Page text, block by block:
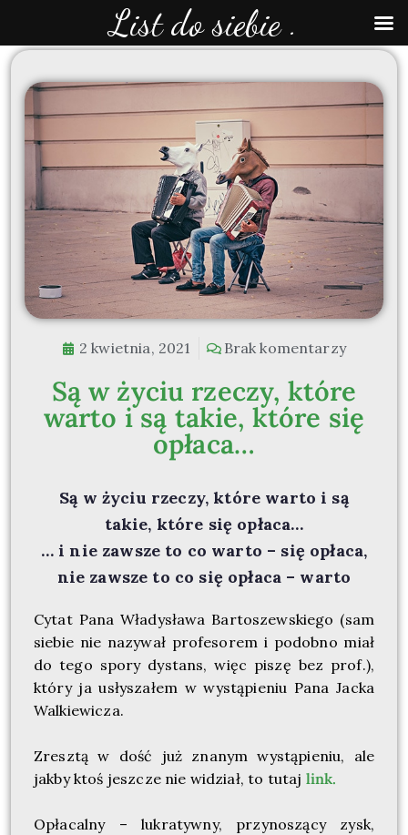
2 kwietnia, 2021 Brak komentarzy
Są w życiu rzeczy, które
warto i są takie, które się
opłaca…
Są w życiu rzeczy, które warto i są
takie, które się opłaca…
… i nie zawsze to co warto – się opłaca,
nie zawsze to co się opłaca – warto
Cytat Pana Władysława Bartoszewskiego (sam
siebie nie nazywał profesorem i podobno miał
do tego spory dystans, więc piszę bez prof.),
który ja usłyszałem w wystąpieniu Pana Jacka
Walkiewicza.
Zresztą w dość już znanym wystąpieniu, ale
jakby ktoś jeszcze nie widział, to tutaj link.
Opłacalny – lukratywny, przynoszący zysk,
List do siebie .